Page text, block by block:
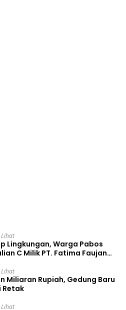
Lingkungan, Warga Pabos
C Milik PT. Fatima Faujan
Miliaran Rupiah, Gedung Baru
Retak